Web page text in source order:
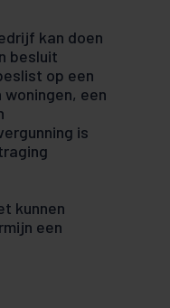
kan doen
besluit
op een
een
is
kunnen
een